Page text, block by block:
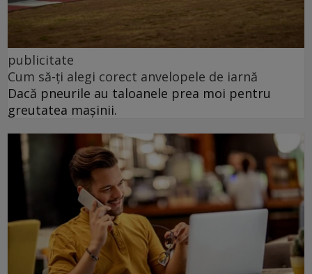
publicitate
Cum să-ți alegi corect anvelopele de iarnă
Dacă pneurile au taloanele prea moi pentru
greutatea mașinii.